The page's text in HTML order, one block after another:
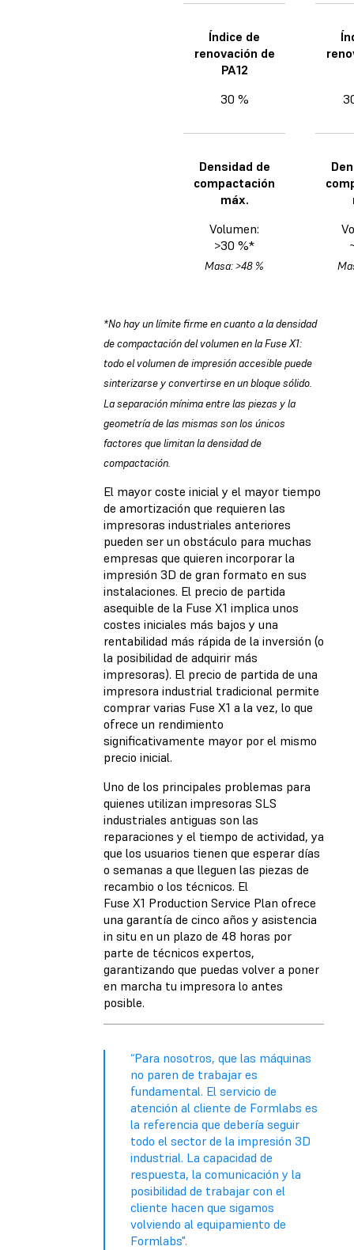
Índice de
renovación de
PA12
30 %
Densidad de
compactación
máx.
Volumen:
>30 %*
Masa: >48 %
*No hay un límite firme en cuanto a la densidad
de compactación del volumen en la Fuse X1:
todo el volumen de impresión accesible puede
sinterizarse y convertirse en un bloque sólido.
La separación mínima entre las piezas y la
geometría de las mismas son los únicos
factores que limitan la densidad de
compactación.
El mayor coste inicial y el mayor tiempo
de amortización que requieren las
impresoras industriales anteriores
pueden ser un obstáculo para muchas
empresas que quieren incorporar la
impresión 3D de gran formato en sus
instalaciones. El precio de partida
asequible de la Fuse X1 implica unos
costes iniciales más bajos y una
rentabilidad más rápida de la inversión (o
la posibilidad de adquirir más
impresoras). El precio de partida de una
impresora industrial tradicional permite
comprar varias Fuse X1 a la vez, lo que
ofrece un rendimiento
significativamente mayor por el mismo
precio inicial.
Uno de los principales problemas para
quienes utilizan impresoras SLS
industriales antiguas son las
reparaciones y el tiempo de actividad, ya
que los usuarios tienen que esperar días
o semanas a que lleguen las piezas de
recambio o los técnicos. El
Fuse X1 Production Service Plan ofrece
una garantía de cinco años y asistencia
in situ en un plazo de 48 horas por
parte de técnicos expertos,
garantizando que puedas volver a poner
en marcha tu impresora lo antes
posible.
“Para nosotros, que las máquinas
no paren de trabajar es
fundamental. El servicio de
atención al cliente de Formlabs es
la referencia que debería seguir
todo el sector de la impresión 3D
industrial. La capacidad de
respuesta, la comunicación y la
posibilidad de trabajar con el
cliente hacen que sigamos
volviendo al equipamiento de
Formlabs".